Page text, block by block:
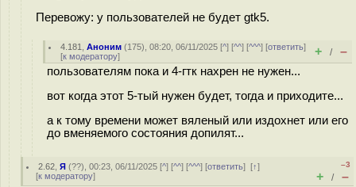
Перевожу: у пользователей не будет gtk5.
4.181 ,Аноним (175), 08:20, 06/11/2025 [^] [^^] [^^^] [ответить]
[к модератору] + / –
пользователям пока и 4-гтк нахрен не нужен...
вот когда этот 5-тый нужен будет, тогда и приходите...
а к тому времени может вяленый или издохнет или его
до вменяемого состояния допилят...
2.62 ,Я (??), 00:23, 06/11/2025 [^] [^^] [^^^] [ответить][↑]
[к модератору]
–3
+ / –